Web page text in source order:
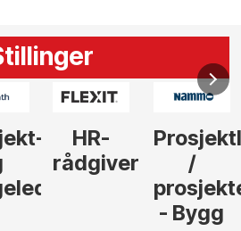
Vi
behøver
elektrofagfolk
Anlegg
søker
Elektro